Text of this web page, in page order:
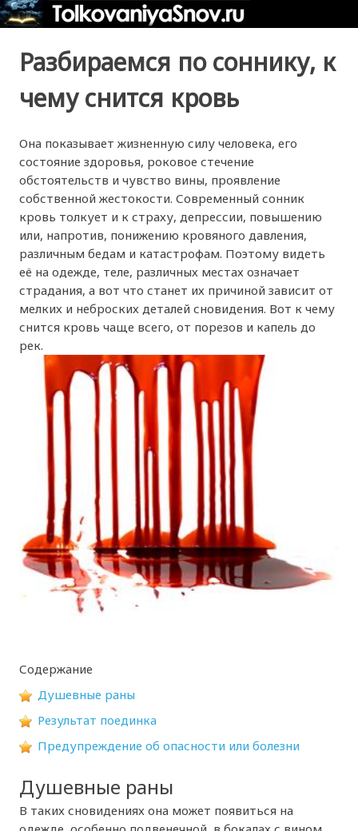
Разбираемся по соннику, к
чему снится кровь
Она показывает жизненную силу человека, его
состояние здоровья, роковое стечение
обстоятельств и чувство вины, проявление
собственной жестокости. Современный сонник
кровь толкует и к страху, депрессии, повышению
или, напротив, понижению кровяного давления,
различным бедам и катастрофам. Поэтому видеть
её на одежде, теле, различных местах означает
страдания, а вот что станет их причиной зависит от
мелких и неброских деталей сновидения. Вот к чему
снится кровь чаще всего, от порезов и капель до
рек.
Содержание
Душевные раны
Результат поединка
Предупреждение об опасности или болезни
Душевные раны
В таких сновидениях она может появиться на